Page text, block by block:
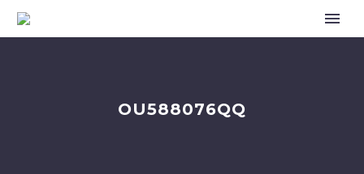
OU588076QQ